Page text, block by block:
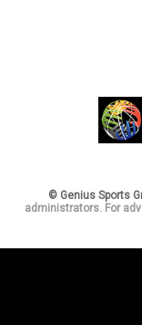
© Genius Sports
administrators. For